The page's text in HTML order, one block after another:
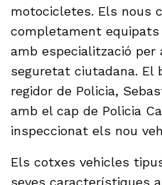
motocicletes. Els nous
completament
amb especialització
seguretat ciutadana. El
regidor de Policia,
amb el cap de Policia
inspeccionat els nou
Els cotxes vehicles
seves característiques